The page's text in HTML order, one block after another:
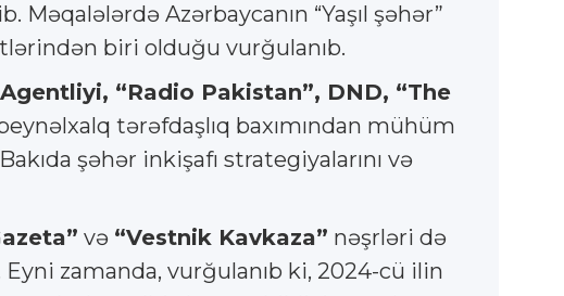
Azərbaycanın “Yaşıl şəhər”
biri olduğu vurğulanıb.
“Radio Pakistan”, DND, “The
tərəfdaşlıq baxımından mühüm
şəhər inkişafı strategiyalarını və
və “Vestnik Kavkaza” nəşrləri də
zamanda, vurğulanıb ki, 2024-cü ilin